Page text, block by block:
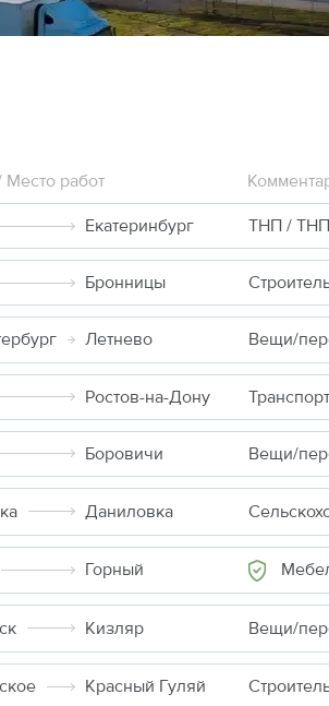
работ
Екатеринбург ТНП / ТНП
Бронницы
Летнево Вещи/
Ростов-на-Дону
Боровичи Вещи/
Даниловка
Горный
Кизляр Вещи/
Красный Гуляй